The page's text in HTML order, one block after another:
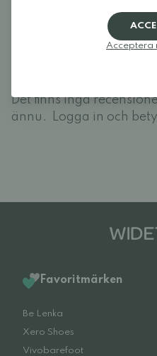
Logga in och betygsätt
Det finns inga
ännu.
Logga in och
Favoritmärken
Be Lenka
Xero Shoes
Vivobarefoot
Acceptera